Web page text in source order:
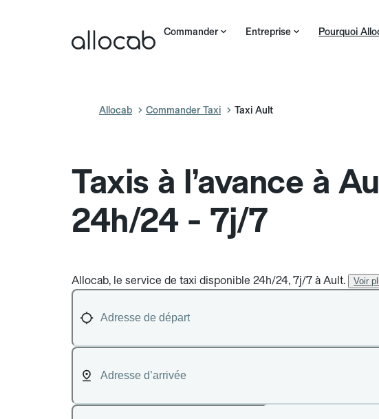
Commander Entreprise Pourquoi
Allocab Commander Taxi Taxi Ault
Taxis à l’avance à
24h/24 - 7j/7
Allocab, le service de taxi disponible 24h/24, 7j/7 à Ault. Voir